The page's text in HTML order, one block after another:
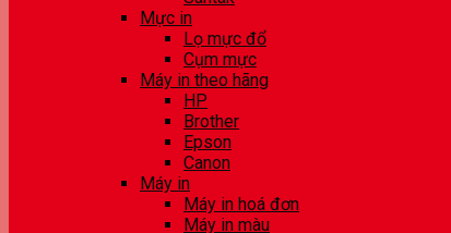
Mực in
Lọ mực đổ
Cụm mực
Máy in theo hãng
HP
Brother
Epson
Canon
Máy in
Máy in hoá đơn
Máy in màu